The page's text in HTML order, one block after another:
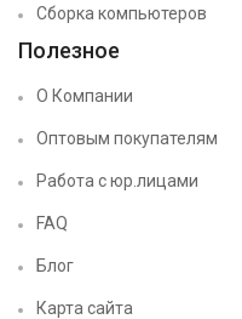
Сборка компьютеров
Полезное
О Компании
Оптовым покупателям
Работа с юр.лицами
FAQ
Блог
Карта сайта